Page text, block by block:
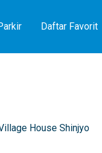
Daftar Favorit
House Shinjyo